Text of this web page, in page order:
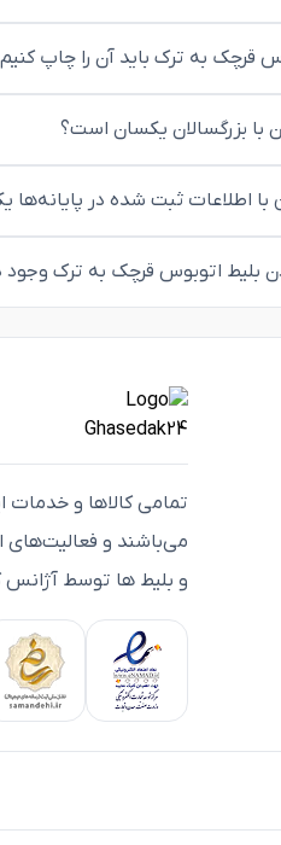
قرچک به ترک باید آن را چاپ
با بزرگسالان یکسان است؟
با اطلاعات ثبت شده در
تمامی كالاها و خدمات
می‌باشند و فعاليت‌های
و بلیط ها توسط آژانس